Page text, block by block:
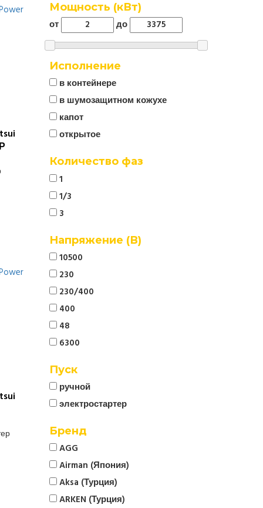
Мощность (кВт)
от до
Исполнение
в контейнере
в шумозащитном кожухе
капот
открытое
Количество фаз
1
1/3
3
Напряжение (В)
10500
230
230/400
400
48
6300
Пуск
ручной
электростартер
Бренд
AGG
Airman (Япония)
Aksa (Турция)
ARKEN (Турция)